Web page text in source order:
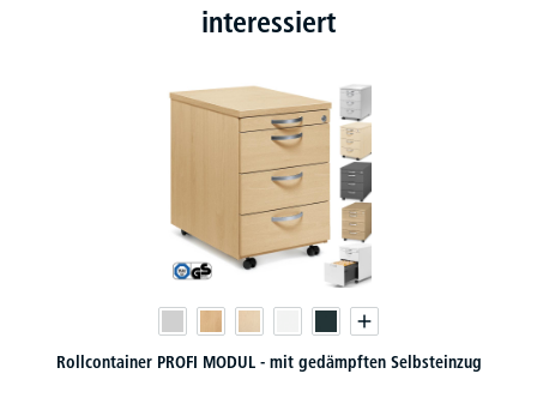
interessiert
Rollcontainer PROFI MODUL - mit gedämpften Selbsteinzug